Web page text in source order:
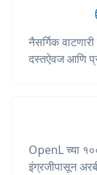
नैसर्गिक
दस्तऐवज आणि
OpenL च्या
इंग्रजीपासून